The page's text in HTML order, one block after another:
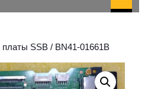
платы SSB / BN41-01661B